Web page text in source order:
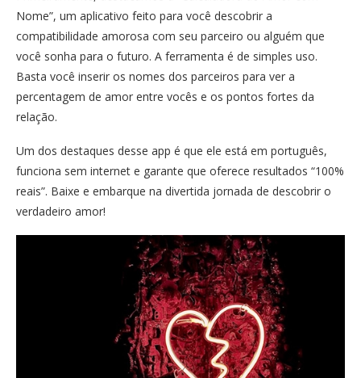
Nome”, um aplicativo feito para você descobrir a
compatibilidade amorosa com seu parceiro ou alguém que
você sonha para o futuro. A ferramenta é de simples uso.
Basta você inserir os nomes dos parceiros para ver a
percentagem de amor entre vocês e os pontos fortes da
relação.
Um dos destaques desse app é que ele está em português,
funciona sem internet e garante que oferece resultados “100%
reais”. Baixe e embarque na divertida jornada de descobrir o
verdadeiro amor!